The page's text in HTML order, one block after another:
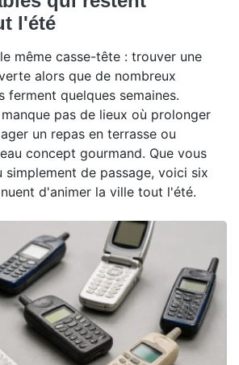
l'été
même casse-tête : trouver une
alors que de nombreux
ferment quelques semaines.
pas de lieux où prolonger
un repas en terrasse ou
concept gourmand. Que vous
simplement de passage, voici six
d'animer la ville tout l'été.